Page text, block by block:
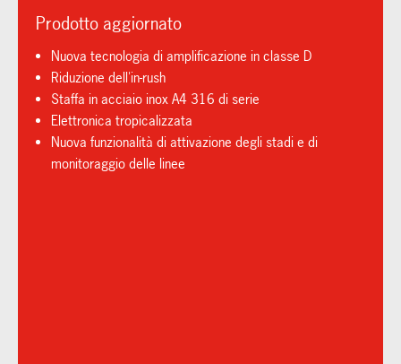
Prodotto aggiornato
Nuova tecnologia di amplificazione in classe D
Riduzione dell'in-rush
Staffa in acciaio inox A4 316 di serie
Elettronica tropicalizzata
Nuova funzionalità di attivazione degli stadi e di
monitoraggio delle linee